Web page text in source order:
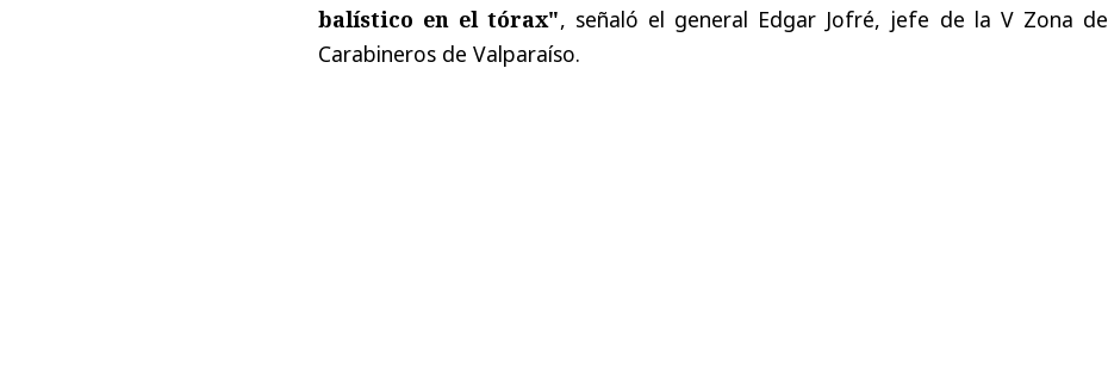
balístico en el tórax", señaló el general Edgar Jofré, jefe de la V Zona de
Carabineros de Valparaíso.